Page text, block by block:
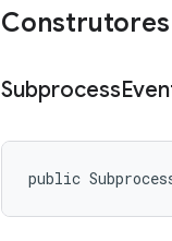
Subprocess
public